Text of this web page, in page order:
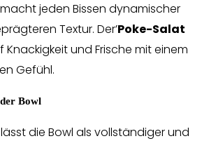
jeden Bissen dynamischer
Textur. Der’Poke-Salat
und Frische mit einem
Gefühl.
Bowl
lässt die Bowl als vollständiger und